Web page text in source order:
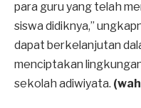
para guru yang telah
siswa didiknya,”
dapat berkelanjutan
menciptakan
sekolah adiwiyata.